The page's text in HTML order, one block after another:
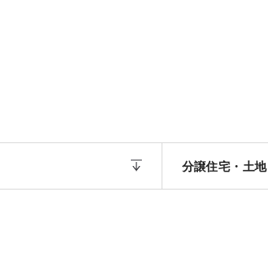
分譲住宅・土地